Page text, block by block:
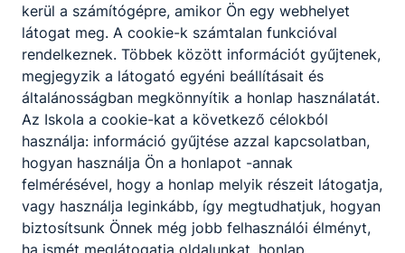
További információk:
Az ösztöndíj folyósításáról a Nemzeti
Szakképzési és Felnőttképzési Hivatal a tanuló
által a szakképző intézménnyel közölt és a KRÉTA
rendszerben rögzített fizetési számlára történő
átutalásra szóló fizetési megbízással
gondoskodik.
Az ösztöndíjra való jogosultságot a tárgyhónap
tizenötödik napján a KRÉTA rendszer alapján kell
megállapítani és azt minden hónap
kerül a számítógépre, amikor Ön egy webhelyet
látogat meg. A cookie-k számtalan funkcióval
rendelkeznek. Többek között információt gyűjtenek,
megjegyzik a látogató egyéni beállításait és
általánosságban megkönnyítik a honlap használatát.
Az Iskola a cookie-kat a következő célokból
használja: információ gyűjtése azzal kapcsolatban,
hogyan használja Ön a honlapot -annak
felmérésével, hogy a honlap melyik részeit látogatja,
vagy használja leginkább, így megtudhatjuk, hogyan
biztosítsunk Önnek még jobb felhasználói élményt,
ha ismét meglátogatja oldalunkat, honlap